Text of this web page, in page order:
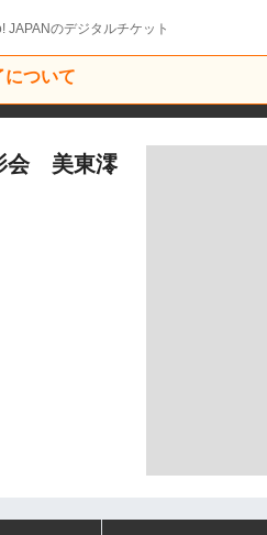
のデジタルチケット
について
会 美東澪